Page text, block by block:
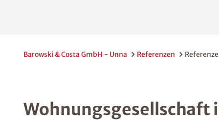
Barowski & Costa GmbH - Unna Referenzen
Wohnungsgesellschaft